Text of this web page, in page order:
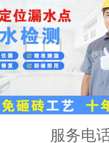
服务区
内容：
服务电